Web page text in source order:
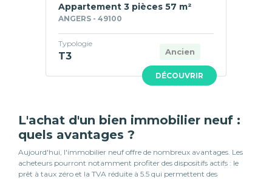
DÉCOUVRIR
Appartement 3 pièces 57 m²
ANGERS - 49100
Ancien
Typologie
T3
L'achat d'un bien immobilier neuf :
quels avantages ?
Aujourd'hui, l'immobilier neuf offre de nombreux avantages. Les
acheteurs pourront notamment profiter des dispositifs actifs : le
prêt à taux zéro et la TVA réduite à 5.5 qui permettent des